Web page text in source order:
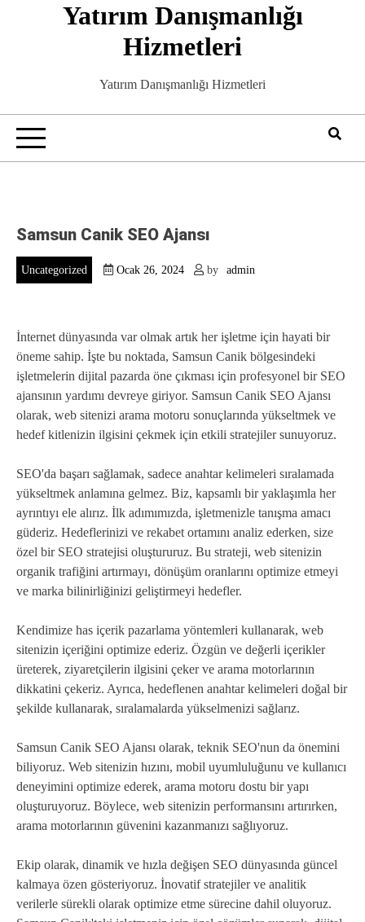
Yatırım Danışmanlığı
Hizmetleri
Yatırım Danışmanlığı Hizmetleri
Samsun Canik SEO Ajansı
Uncategorized Ocak 26, 2024 by admin
İnternet dünyasında var olmak artık her işletme için hayati bir
öneme sahip. İşte bu noktada, Samsun Canik bölgesindeki
işletmelerin dijital pazarda öne çıkması için profesyonel bir SEO
ajansının yardımı devreye giriyor. Samsun Canik SEO Ajansı
olarak, web sitenizi arama motoru sonuçlarında yükseltmek ve
hedef kitlenizin ilgisini çekmek için etkili stratejiler sunuyoruz.
SEO'da başarı sağlamak, sadece anahtar kelimeleri sıralamada
yükseltmek anlamına gelmez. Biz, kapsamlı bir yaklaşımla her
ayrıntıyı ele alırız. İlk adımımızda, işletmenizle tanışma amacı
güderiz. Hedeflerinizi ve rekabet ortamını analiz ederken, size
özel bir SEO stratejisi oluştururuz. Bu strateji, web sitenizin
organik trafiğini artırmayı, dönüşüm oranlarını optimize etmeyi
ve marka bilinirliğinizi geliştirmeyi hedefler.
Kendimize has içerik pazarlama yöntemleri kullanarak, web
sitenizin içeriğini optimize ederiz. Özgün ve değerli içerikler
üreterek, ziyaretçilerin ilgisini çeker ve arama motorlarının
dikkatini çekeriz. Ayrıca, hedeflenen anahtar kelimeleri doğal bir
şekilde kullanarak, sıralamalarda yükselmenizi sağlarız.
Samsun Canik SEO Ajansı olarak, teknik SEO'nun da önemini
biliyoruz. Web sitenizin hızını, mobil uyumluluğunu ve kullanıcı
deneyimini optimize ederek, arama motoru dostu bir yapı
oluşturuyoruz. Böylece, web sitenizin performansını artırırken,
arama motorlarının güvenini kazanmanızı sağlıyoruz.
Ekip olarak, dinamik ve hızla değişen SEO dünyasında güncel
kalmaya özen gösteriyoruz. İnovatif stratejiler ve analitik
verilerle sürekli olarak optimize etme sürecine dahil oluyoruz.